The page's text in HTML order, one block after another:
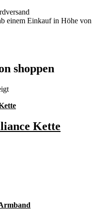
einem Einkauf in Höhe von
shoppen
Kette